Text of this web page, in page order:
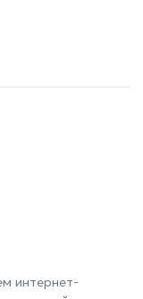
интернет-